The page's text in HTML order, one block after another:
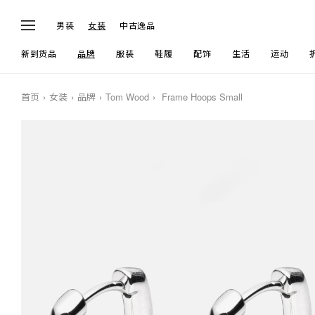
男装 女装 中古逸品
新到货品 品牌 服装 鞋履 配饰 生活 运动
首页 女装 品牌 Tom Wood Frame Hoops Small